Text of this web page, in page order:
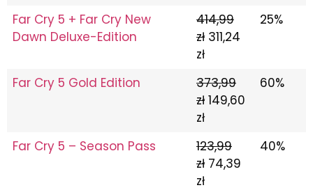
Far Cry 5 + Far Cry New
Dawn Deluxe-Edition
414,99
zł 311,24
zł
25%
Far Cry 5 Gold Edition
373,99
zł 149,60
zł
60%
Far Cry 5 – Season Pass
123,99
zł 74,39
zł
40%